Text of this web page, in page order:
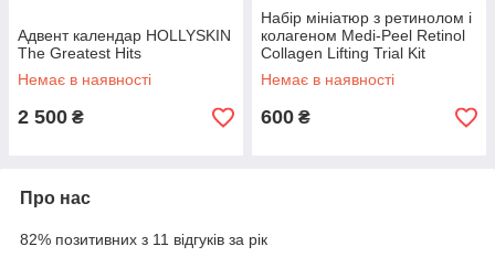
Адвент календар HOLLYSKIN
The Greatest Hits
Немає в наявності
2 500 ₴
Набір мініатюр з ретинолом і
колагеном Medi-Peel Retinol
Collagen Lifting Trial Kit
Немає в наявності
600 ₴
Про нас
82% позитивних з 11 відгуків за рік